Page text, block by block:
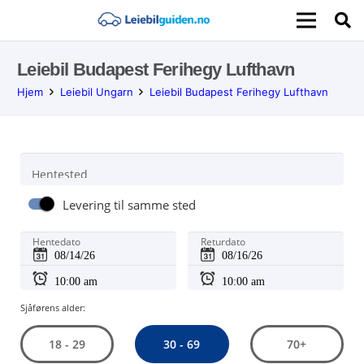
Leiebil Budapest Ferihegy Lufthavn
Hjem Leiebil Ungarn Leiebil Budapest Ferihegy Lufthavn
Hentested
Levering til samme sted
Hentedato Returdato
Sjåførens alder:
18 - 29 30 - 69 70+